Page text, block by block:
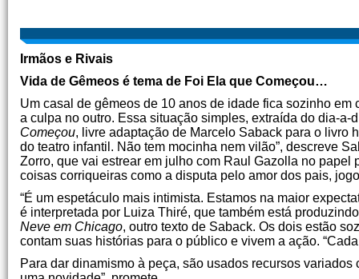
Irmãos e Rivais
Vida de Gêmeos é tema de Foi Ela que Começou…
Um casal de gêmeos de 10 anos de idade fica sozinho
a culpa no outro. Essa situação simples, extraída do dia-a-
Começou, livre adaptação de Marcelo Saback para o livro
do teatro infantil. Não tem mocinha nem vilão”, descreve
Zorro, que vai estrear em julho com Raul Gazolla no
coisas corriqueiras como a disputa pelo amor dos pais,
“É um espetáculo mais intimista. Estamos na maior
é interpretada por Luiza Thiré, que também está
Neve em Chicago, outro texto de Saback. Os dois estão
contam suas histórias para o público e vivem a ação.
Para dar dinamismo à peça, são usados recursos